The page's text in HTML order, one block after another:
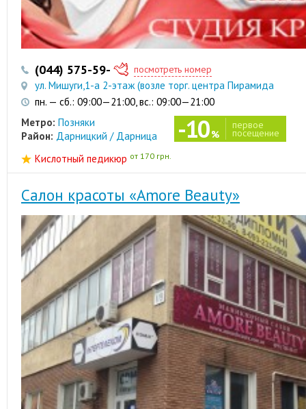
(044) 575-59-93 (097) 987-17-55
посмотреть номер
ул. Мишуги,1-а 2-этаж (возле торг. центра Пирамида
пн. — сб.: 09:00—21:00, вс.: 09:00—21:00
Метро: Позняки
Район: Дарницкий / Дарница -10%
первое
посещение
Кислотный педикюр от 170 грн.
Салон красоты «Amore Beauty»